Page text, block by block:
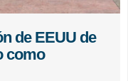
de EEUU de
como